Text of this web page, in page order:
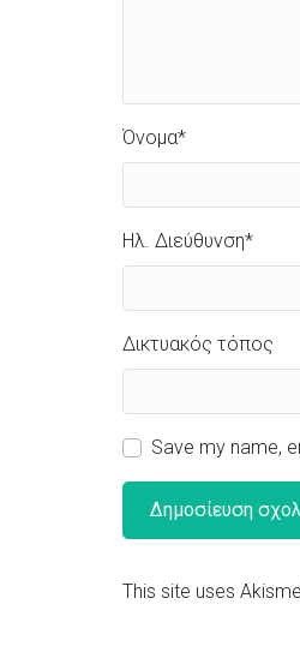
Όνομα*
Ηλ. Διεύθυνση*
Δικτυακός τόπος
Save my name,
This site uses